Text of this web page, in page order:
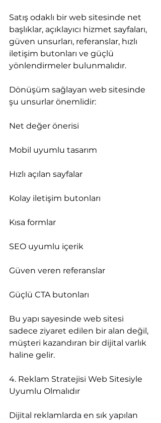
Satış odaklı bir web sitesinde net
başlıklar, açıklayıcı hizmet sayfaları,
güven unsurları, referanslar, hızlı
iletişim butonları ve güçlü
yönlendirmeler bulunmalıdır.
Dönüşüm sağlayan web sitesinde
şu unsurlar önemlidir:
Net değer önerisi
Mobil uyumlu tasarım
Hızlı açılan sayfalar
Kolay iletişim butonları
Kısa formlar
SEO uyumlu içerik
Güven veren referanslar
Güçlü CTA butonları
Bu yapı sayesinde web sitesi
sadece ziyaret edilen bir alan değil,
müşteri kazandıran bir dijital varlık
haline gelir.
4. Reklam Stratejisi Web Sitesiyle
Uyumlu Olmalıdır
Dijital reklamlarda en sık yapılan